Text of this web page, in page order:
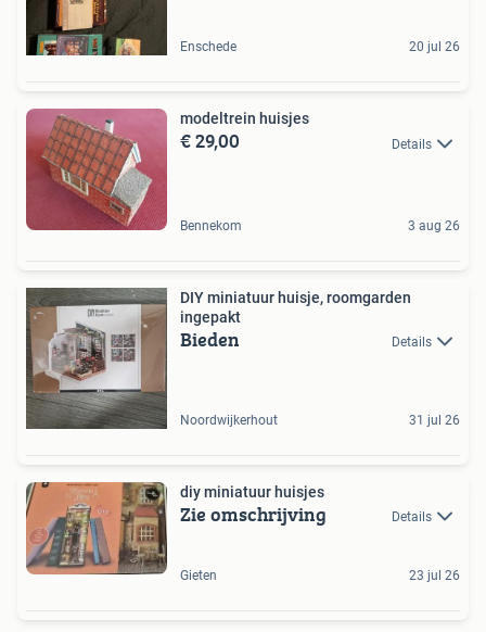
Enschede 20 jul 26
modeltrein huisjes
€ 29,00 Details
Bennekom 3 aug 26
DIY miniatuur huisje, roomgarden
ingepakt
Bieden Details
Noordwijkerhout 31 jul 26
diy miniatuur huisjes
Zie omschrijving Details
Gieten 23 jul 26